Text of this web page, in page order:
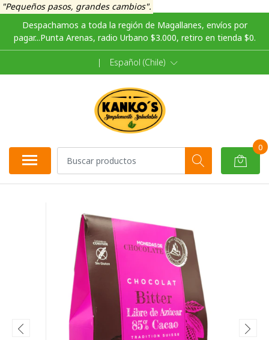
"Pequeños pasos, grandes cambios".
Despachamos a toda la región de Magallanes, envíos por
pagar...Punta Arenas, radio Urbano $3.000, retiro en tienda $0.
| Español (Chile)
0